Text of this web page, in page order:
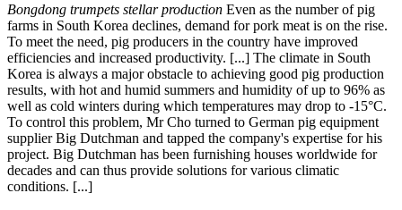
Bongdong trumpets stellar production Even as the number of pig
farms in South Korea declines, demand for pork meat is on the rise.
To meet the need, pig producers in the country have improved
efficiencies and increased productivity. [...] The climate in South
Korea is always a major obstacle to achieving good pig production
results, with hot and humid summers and humidity of up to 96% as
well as cold winters during which temperatures may drop to -15°C.
To control this problem, Mr Cho turned to German pig equipment
supplier Big Dutchman and tapped the company's expertise for his
project. Big Dutchman has been furnishing houses worldwide for
decades and can thus provide solutions for various climatic
conditions. [...]